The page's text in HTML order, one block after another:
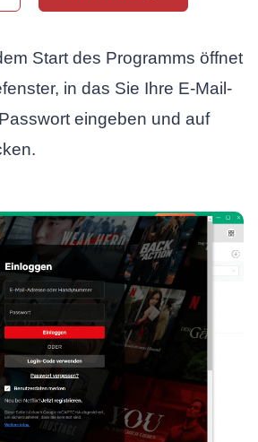
Start des Programms öffnet
in das Sie Ihre E-Mail-
eingeben und auf